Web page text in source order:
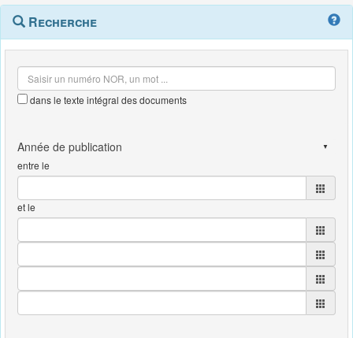
Navigation
outils
Menu
contextuel
Recherche
dans le texte intégral des documents
entre le
et le